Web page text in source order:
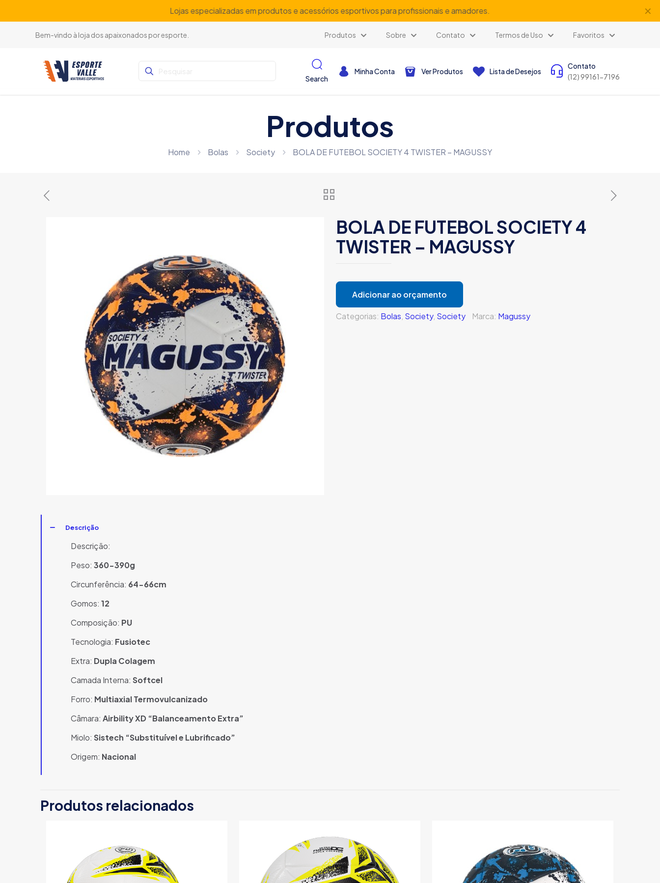
Lojas especializadas em produtos e acessórios esportivos para profissionais e amadores. ✕
Bem-vindo à loja dos apaixonados por esporte. Produtos Sobre Contato Termos de Uso Favoritos
Search
Minha Conta Ver Produtos Lista de Desejos
Contato
(12) 99161-7196
Produtos
Home Bolas Society BOLA DE FUTEBOL SOCIETY 4 TWISTER – MAGUSSY
BOLA DE FUTEBOL SOCIETY 4
TWISTER – MAGUSSY
Adicionar ao orçamento
Categorias: Bolas Society, Society Marca: Magussy
Descrição
Descrição:
Peso:360-390g
Circunferência: 64-66cm
Gomos:12
Composição: PU
Tecnologia: Fusiotec
Extra: Dupla Colagem
Camada Interna:Softcel
Forro: Multiaxial Termovulcanizado
Câmara:Airbility XD “Balanceamento Extra”
Miolo:Sistech “Substituível e Lubrificado”
Origem: Nacional
Produtos relacionados